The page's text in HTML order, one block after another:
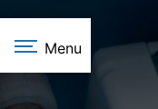
Menu